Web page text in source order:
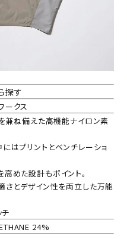
探す
ークス
兼ね備えた高機能ナイロン素
はプリントとベンチレーショ
めた設計もポイント。
さとデザイン性を両立した万能
24%